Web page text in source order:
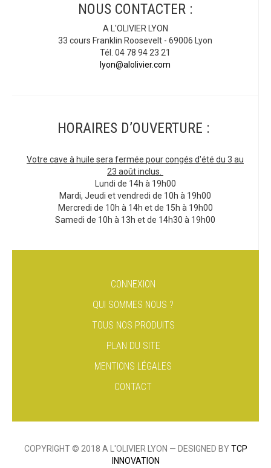
NOUS CONTACTER :
A L'OLIVIER LYON
33 cours Franklin Roosevelt - 69006 Lyon
Tél. 04 78 94 23 21
lyon@alolivier.com
HORAIRES D’OUVERTURE :
Votre cave à huile sera fermée pour congés d'été du 3 au
23 août inclus.
Lundi de 14h à 19h00
Mardi, Jeudi et vendredi de 10h à 19h00
Mercredi de 10h à 14h et de 15h à 19h00
Samedi de 10h à 13h et de 14h30 à 19h00
CONNEXION
QUI SOMMES NOUS ?
TOUS NOS PRODUITS
PLAN DU SITE
MENTIONS LÉGALES
CONTACT
COPYRIGHT © 2018 A L'OLIVIER LYON — DESIGNED BYTCP
INNOVATION